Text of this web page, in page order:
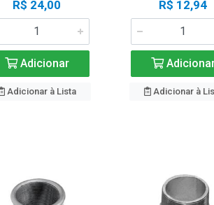
R$ 24,00
Adicionar
Adicionar à Lista
R$ 12,94
Adicionar à